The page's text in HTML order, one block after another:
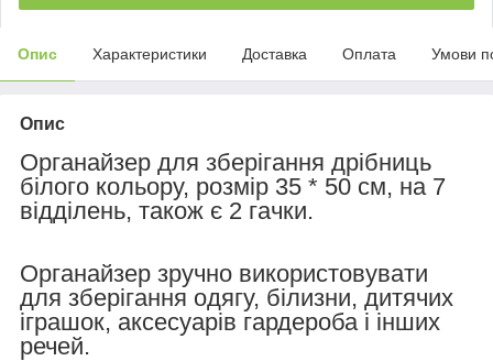
Опис Характеристики Доставка Оплата Умови
Опис
Органайзер для зберігання дрібниць
білого кольору, розмір 35 * 50 см, на 7
відділень, також є 2 гачки.
Органайзер зручно використовувати
для зберігання одягу, білизни, дитячих
іграшок, аксесуарів гардероба і інших
речей.